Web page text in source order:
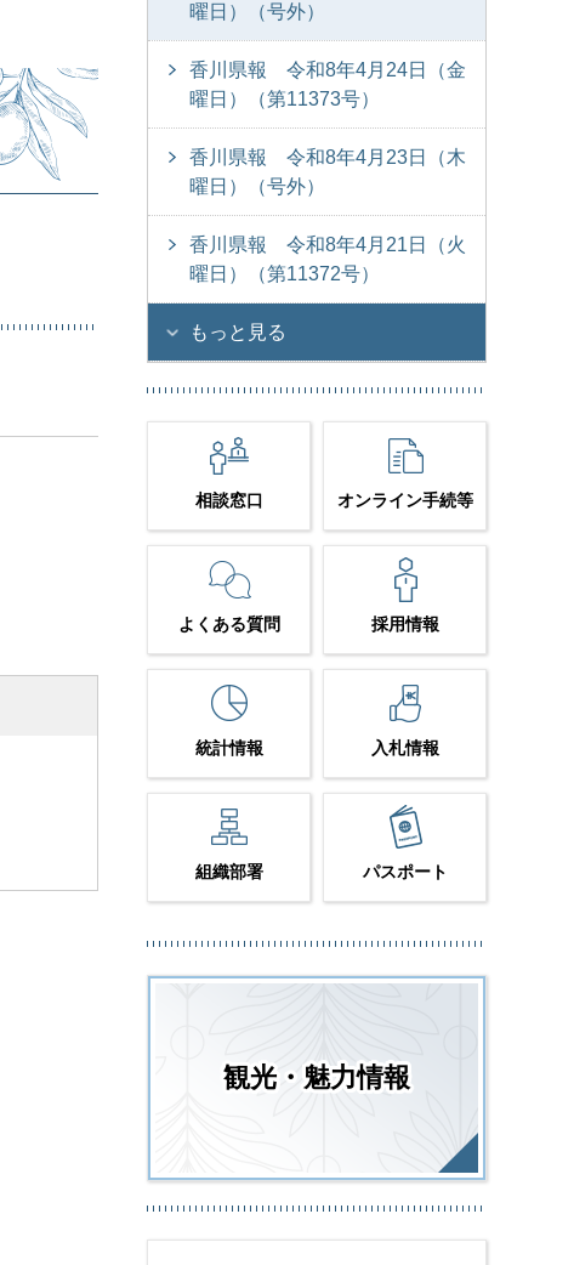
曜日）（号外）
香川県報 令和8年4月24日（金
曜日）（第11373号）
香川県報 令和8年4月23日（木
曜日）（号外）
香川県報 令和8年4月21日（火
曜日）（第11372号）
もっと見る
相談窓口 オンライン手続等
よくある質問 採用情報
統計情報 入札情報
組織部署 パスポート
観光・魅力情報